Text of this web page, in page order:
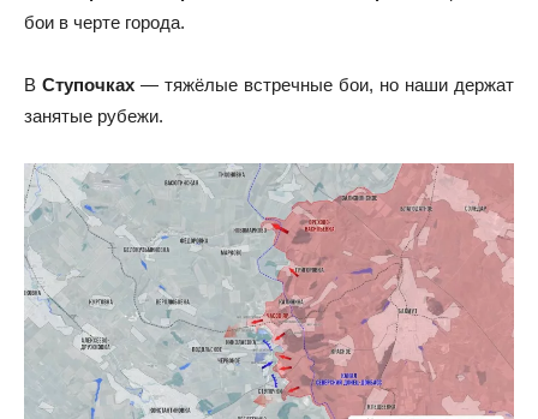
бои в черте города.
В Ступочках — тяжёлые встречные бои, но наши держат
занятые рубежи.